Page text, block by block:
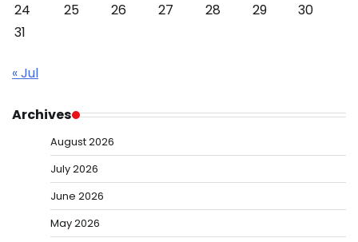
24
25 26 27 28 29
30
31
« Jul
Archives
August 2026
July 2026
June 2026
May 2026